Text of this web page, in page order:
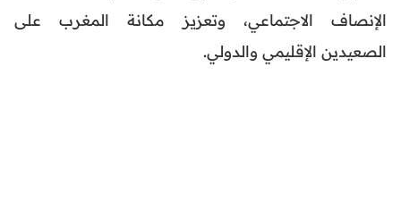
الإنصاف الاجتماعي، وتعزيز مكانة المغرب على
الصعيدين الإقليمي والدولي.